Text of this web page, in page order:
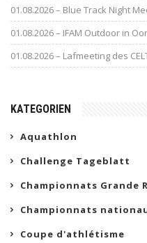
01.08.2026 – Blue Track Night
01.08.2026 – IFAM Outdoor in
01.08.2026 – Lafmeeting des
KATEGORIEN
Aquathlon
Challenge Tageblatt
Championnats Grande
Championnats
Coupe d'athlétisme